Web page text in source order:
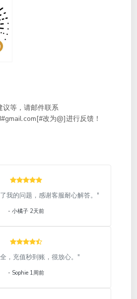
议等，请邮件联系
改为@]进行反馈！
我的问题，感谢客服耐心解答。"
- 小橘子 2天前
，充值秒到账，很放心。"
- Sophie 1周前